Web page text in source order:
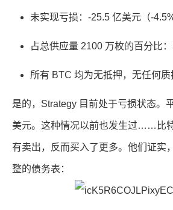
未实现亏损：-25.5 亿美元（-4.5%
占总供应量 2100 万枚的百分比
所有 BTC 均为无抵押，无任何质
是的，Strategy 目前处于亏损状态。
美元。这种情况以前也发生过……比
有卖出，反而买入了更多。他们证实
整的债务表：